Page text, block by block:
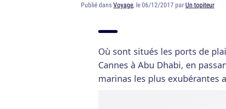
Publié dansVoyage, le 06/12/2017 parUn topiteur
Où sont situés les ports de
Cannes à Abu Dhabi, en
marinas les plus exubérantes